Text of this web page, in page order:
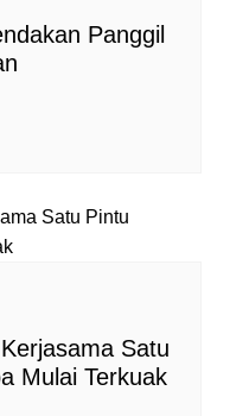
Panggil
Satu
Mulai Terkuak